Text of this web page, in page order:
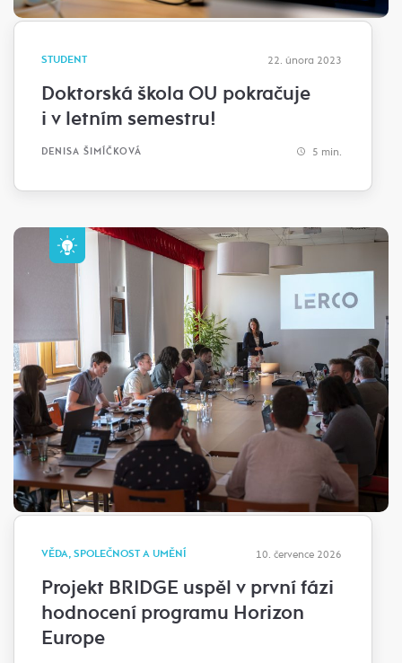
STUDENT 22. února 2023
Doktorská škola OU pokračuje
i v letním semestru!
DENISA ŠIMÍČKOVÁ 5 min.
VĚDA, SPOLEČNOST A UMĚNÍ 10. července 2026
Projekt BRIDGE uspěl v první fázi
hodnocení programu Horizon
Europe